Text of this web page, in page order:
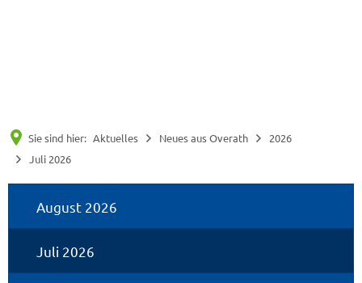
Sie sind hier: Aktuelles Neues aus Overath
2026
Juli 2026
Juli
2026
August 2026
Juli 2026